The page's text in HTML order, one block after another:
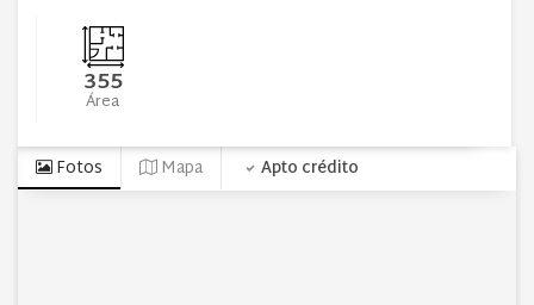
355
Área
Fotos Mapa Apto crédito